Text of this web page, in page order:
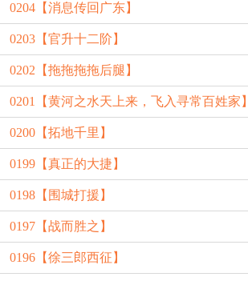
0204【消息传回广东】
0203【官升十二阶】
0202【拖拖拖拖后腿】
0201【黄河之水天上来，飞入寻常百姓家】
0200【拓地千里】
0199【真正的大捷】
0198【围城打援】
0197【战而胜之】
0196【徐三郎西征】